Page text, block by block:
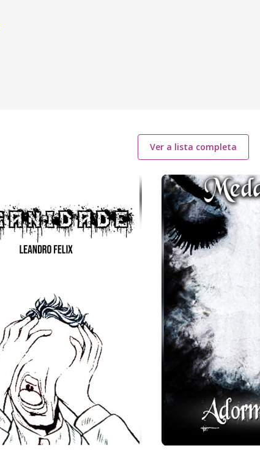
Ver a lista completa